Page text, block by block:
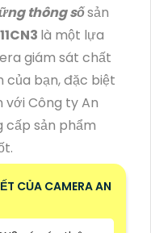
thông sốsản
là một lựa
giám sát chất
của bạn, đặc biệt
Công ty An
cấp sản phẩm
CỦA CAMERA AN